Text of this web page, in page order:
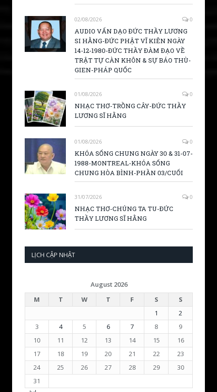
02/08/2026 0
AUDIO VẤN DẠO ĐỨC THẦY LƯƠNG
SI HẰNG-ĐỨC PHẬT VĨ KIÊN NGÀY
14-12-1980-ĐỨC THẦY ĐÀM ĐẠO VỀ
TRẬT TỰ CÀN KHÔN & SỰ BÁO THÙ-
GIEN-PHÁP QUỐC
01/08/2026 0
NHẠC THƠ-TRỒNG CÂY-ĐỨC THẦY
LƯƠNG SĨ HẰNG
01/08/2026 0
KHÓA SỐNG CHUNG NGÀY 30 & 31-07-
1988-MONTREAL-KHÓA SỐNG
CHUNG HÒA BÌNH-PHẦN 03/CUỐI
31/07/2026 0
NHẠC THƠ-CHÚNG TA TU-ĐỨC
THẦY LƯƠNG SĨ HẰNG
LỊCH CẬP NHẬT
August 2026
M
T W T F S
S
1
2
3
4 5 6 7 8
9
10
11 12 13 14 15
16
17
18 19 20 21 22
23
24
25 26 27 28 29
30
31